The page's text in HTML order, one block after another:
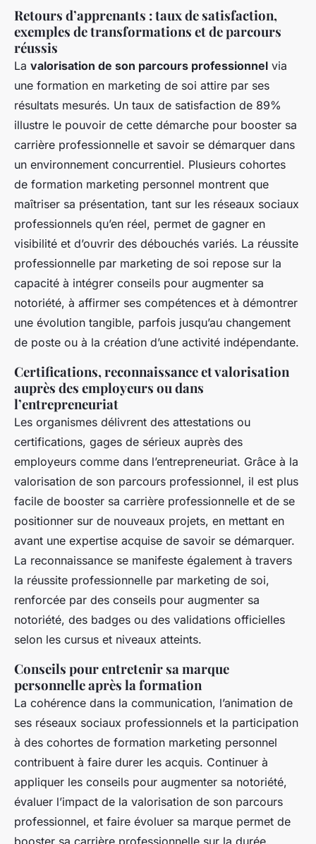
Retours d’apprenants : taux de satisfaction,
exemples de transformations et de parcours
réussis
La valorisation de son parcours professionnel via
une formation en marketing de soi attire par ses
résultats mesurés. Un taux de satisfaction de 89%
illustre le pouvoir de cette démarche pour booster sa
carrière professionnelle et savoir se démarquer dans
un environnement concurrentiel. Plusieurs cohortes
de formation marketing personnel montrent que
maîtriser sa présentation, tant sur les réseaux sociaux
professionnels qu’en réel, permet de gagner en
visibilité et d’ouvrir des débouchés variés. La réussite
professionnelle par marketing de soi repose sur la
capacité à intégrer conseils pour augmenter sa
notoriété, à affirmer ses compétences et à démontrer
une évolution tangible, parfois jusqu’au changement
de poste ou à la création d’une activité indépendante.
Certifications, reconnaissance et valorisation
auprès des employeurs ou dans
l’entrepreneuriat
Les organismes délivrent des attestations ou
certifications, gages de sérieux auprès des
employeurs comme dans l’entrepreneuriat. Grâce à la
valorisation de son parcours professionnel, il est plus
facile de booster sa carrière professionnelle et de se
positionner sur de nouveaux projets, en mettant en
avant une expertise acquise de savoir se démarquer.
La reconnaissance se manifeste également à travers
la réussite professionnelle par marketing de soi,
renforcée par des conseils pour augmenter sa
notoriété, des badges ou des validations officielles
selon les cursus et niveaux atteints.
Conseils pour entretenir sa marque
personnelle après la formation
La cohérence dans la communication, l’animation de
ses réseaux sociaux professionnels et la participation
à des cohortes de formation marketing personnel
contribuent à faire durer les acquis. Continuer à
appliquer les conseils pour augmenter sa notoriété,
évaluer l’impact de la valorisation de son parcours
professionnel, et faire évoluer sa marque permet de
booster sa carrière professionnelle sur la durée.